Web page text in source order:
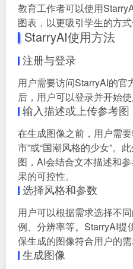
教育工作者可以使用
图表，以更吸引学生的方式
StarryAI使用方法
注册与登录
用户需要访问StarryAI的官
后，用户可以登录并开始使
输入描述或上传参考图
在生成图像之前，用户需
市”或“国潮风格的少女”。
图，AI会结合文本描述和
果的可控性。
选择风格和参数
用户可以根据需求选择不
例、分辨率等。StarryAI提
保生成的图像符合用户的需
生成图像